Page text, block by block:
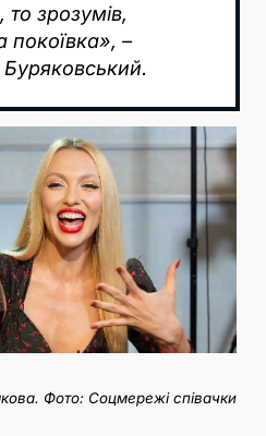
зрозумів,
покоївка», –
Буряковський.
Фото: Соцмережі співачки